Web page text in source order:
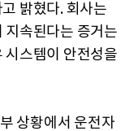
밝혔다. 회사는
지속된다는 증거는
시스템이 안전성을
상황에서 운전자